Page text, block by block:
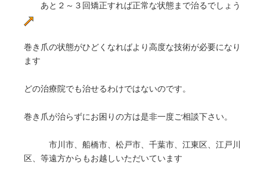
あと２～３回矯正すれば正常な状態まで治るでしょう
巻き爪の状態がひどくなればより高度な技術が必要になり
ます
どの治療院でも治せるわけではないのです。
巻き爪が治らずにお困りの方は是非一度ご相談下さい。
市川市、船橋市、松戸市、千葉市、江東区、江戸川
区、等遠方からもお越しいただいています